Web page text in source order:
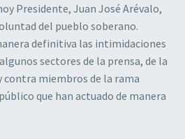
Presidente, Juan José Arévalo,
del pueblo soberano.
definitiva las intimidaciones
sectores de la prensa, de la
miembros de la rama
que han actuado de manera